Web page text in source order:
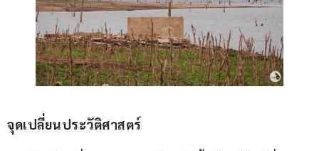
จุดเปลี่ยนประวัติศาสตร์